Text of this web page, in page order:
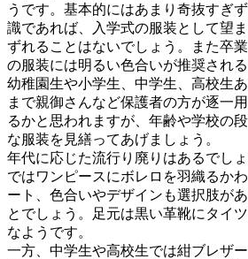
うです。基本的にはあまり奇抜すぎ
識であれば、入学式の服装として望
ずれることはないでしょう。また卒
の服装には明るい色合いが推奨され
幼稚園生や小学生、中学生、高校生
まで親御さんなど保護者の方が逐一
るかと思われますが、年齢や学校の
な服装を見繕ってあげましょう。
年代に応じた流行り廃りはあるでし
ではワンピースにボレロを羽織るか
ート、色合いやデザインも選択肢が
とでしょう。足元は黒い革靴にタイ
なようです。
一方、中学生や高校生では紺ブレザ